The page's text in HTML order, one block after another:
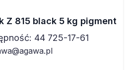
Z 815 black 5 kg pigment
44 725-17-61